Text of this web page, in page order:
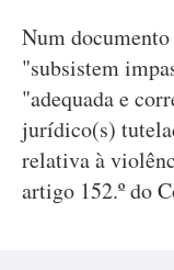
Num
"subsistem
"adequada e
jurídico(s)
relativa à
artigo 152.º do